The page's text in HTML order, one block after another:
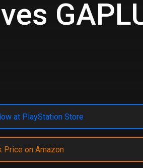
at PlayStation Store
Price on Amazon